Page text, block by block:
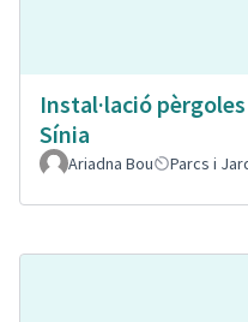
Instal·lació
Sínia
Ariadna Bou Parcs i